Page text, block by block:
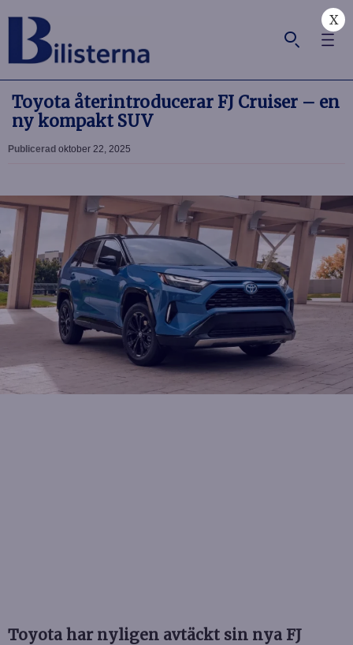
X
Toyota återintroducerar FJ Cruiser – en
ny kompakt SUV
Publicerad oktober 22, 2025
Toyota har nyligen avtäckt sin nya FJ